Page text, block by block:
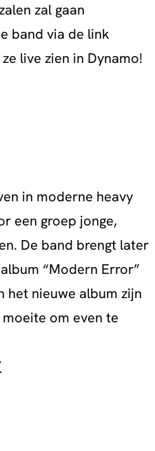
zal gaan
band via de link
live zien in Dynamo!
in moderne heavy
een groep jonge,
De band brengt later
“Modern Error”
het nieuwe album zijn
om even te